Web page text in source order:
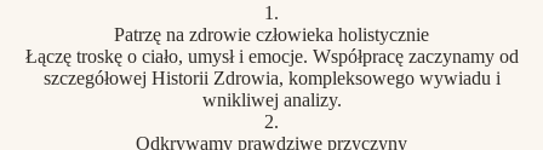
1.
Patrzę na zdrowie człowieka holistycznie
Łączę troskę o ciało, umysł i emocje. Współpracę zaczynamy od
szczegółowej Historii Zdrowia, kompleksowego wywiadu i
wnikliwej analizy.
2.
Odkrywamy prawdziwe przyczyny